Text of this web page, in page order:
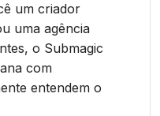
um criador
uma agência
o Submagic
com
entendem o